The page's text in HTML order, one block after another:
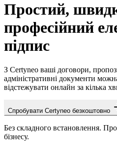
Простий,
професійний
підпис
З Certyneo ваші договори,
адміністративні документи
відстежувати онлайн за кілька
Спробувати Certyneo безкоштовно
Без складного встановлення.
бізнесу.